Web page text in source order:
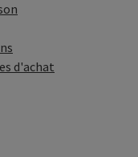
d'achat